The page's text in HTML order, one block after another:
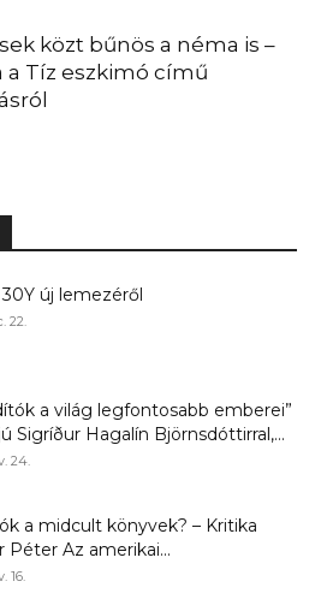
közt bűnös a néma is –
a Tíz eszkimó című
30Y új lemezéről
22.
a világ legfontosabb emberei”
Sigríður Hagalín Björnsdóttirral,...
24.
a midcult könyvek? – Kritika
Péter Az amerikai...
16.